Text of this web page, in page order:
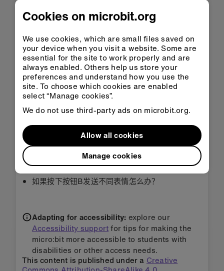
第3步：完善
自定义你的专属笑脸表情。
如果你的课堂是两人一组，只要每对学生选择唯一
的无线电组号，即可只向自己的搭档发送消息，而
不会发送给别人。
也可以通过处在相同的无线电组来实现这一点，但
需要对代码进行修改，使发送的文本消息对自己的
搭档是唯一的。 修改代码，使得其只在收到正确消
息时显示笑脸。
如果按下按钮B发送不同表情怎么办？
Adapting for accessibility: explore our
Accessibility supportfor tips for making the
micro:bit more accessible to students with
disabilities or other access needs.
This content is published under a Creative
Cookies on microbit.org
We use cookies, which are small files saved on
your device when you visit a website. Some are
essential for the site to work properly and are
always enabled. Others help us store your
preferences and understand how you use the
site. To choose which cookies are enabled
select “Manage cookies”.
We do not use third-party ads on microbit.org.
Manage cookies
Allow all cookies